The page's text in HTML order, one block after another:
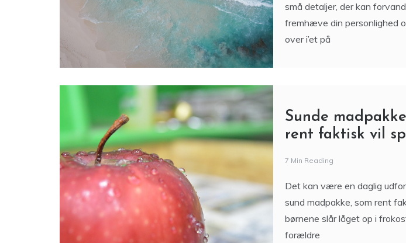
små detaljer, der kan
fremhæve din personlighed
over i’et på
Sunde
rent faktisk vil
7 Min Reading
Det kan være en daglig
sund madpakke, som rent
børnene slår låget op i
forældre